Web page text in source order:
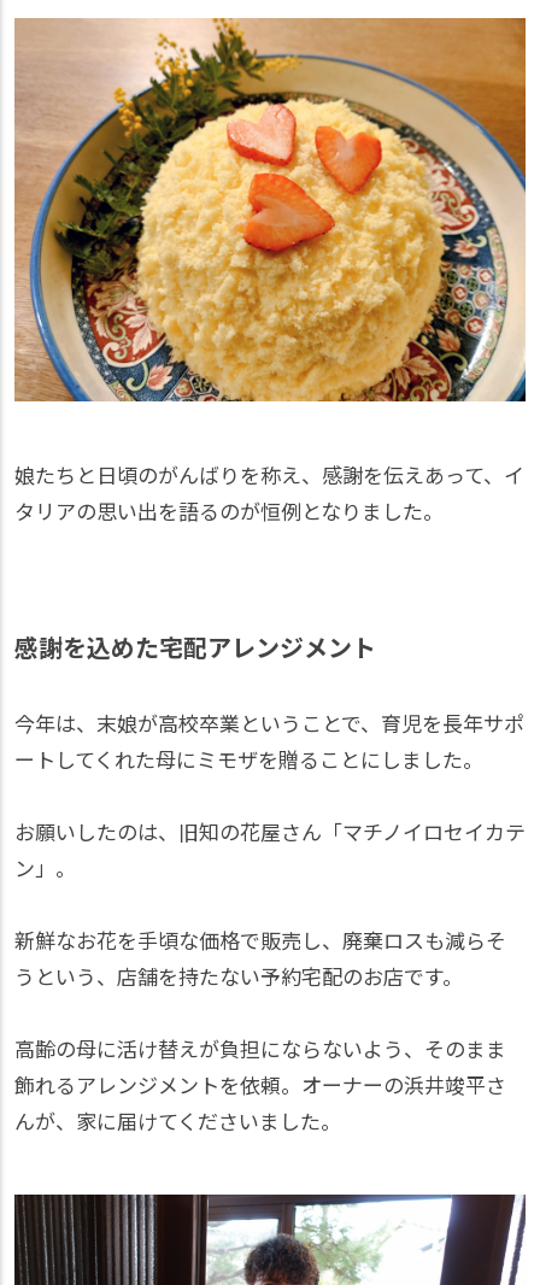
娘たちと日頃のがんばりを称え、感謝を伝えあって、イ
タリアの思い出を語るのが恒例となりました。
感謝を込めた宅配アレンジメント
今年は、末娘が高校卒業ということで、育児を長年サポ
ートしてくれた母にミモザを贈ることにしました。
お願いしたのは、旧知の花屋さん「マチノイロセイカテ
ン」。
新鮮なお花を手頃な価格で販売し、廃棄ロスも減らそ
うという、店舗を持たない予約宅配のお店です。
高齢の母に活け替えが負担にならないよう、そのまま
飾れるアレンジメントを依頼。オーナーの浜井竣平さ
んが、家に届けてくださいました。